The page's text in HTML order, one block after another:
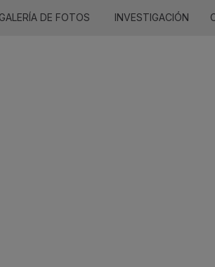
GALERÍA DE FOTOS INVESTIGACIÓN